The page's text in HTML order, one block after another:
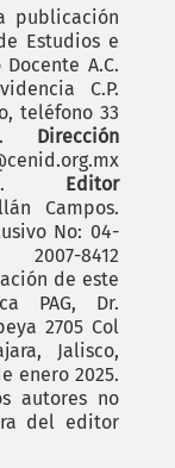
publicación
Estudios e
A.C.
C.P.
teléfono 33
. Dirección
.
Editor
Campos.
No: 04-
2007-8412
de este
PAG, Dr.
2705 Col
Jalisco,
enero 2025.
autores no
del editor